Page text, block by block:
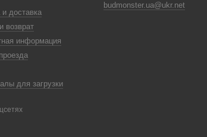
доставка
возврат
информация
для загрузки
budmonster.ua@ukr.net